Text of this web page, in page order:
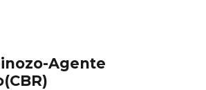
Agente